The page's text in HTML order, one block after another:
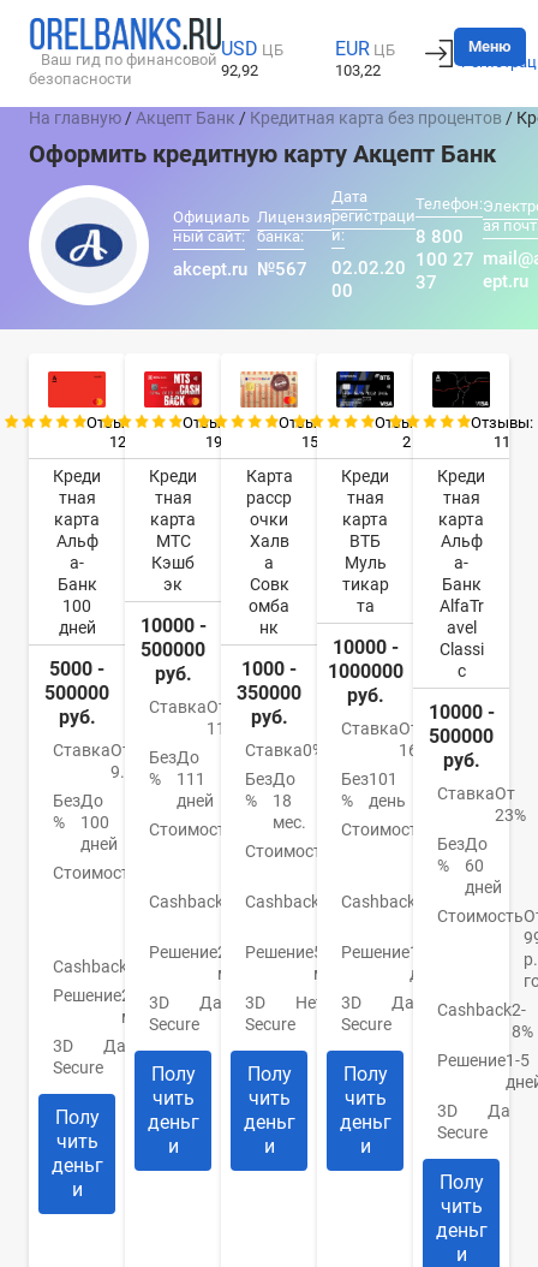
Ваш гид по финансовой
безопасности
USD ЦБ
92,92
EUR ЦБ
103,22
Вход
Меню
На главную /Акцепт Банк / Кредитная карта без процентов /
Оформить кредитную карту Акцепт Банк
Официаль
ный сайт:
akcept.ru
Лицензия
банка:
№567
Дата
регистраци
и:
02.02.20
00
Телефон:
8 800
100 27
37
ая
ept.ru
Отзывы:
12
Креди
тная
карта
Альф
а-
Банк
100
дней
5000 -
500000
руб.
СтавкаОт
9.9%
Без
%
До
100
дней
Стоимость
590
Cashback
Решение2
мин.
3D
Secure
Да
Полу
чить
деньг
и
Отзывы:
19
Креди
тная
карта
МТС
Кэшб
эк
10000 -
500000
руб.
СтавкаОт
11,9%
Без
%
До
111
дней
Стоимость
Cashback
Решение2
мин.
3D
Secure
Да
Полу
чить
деньг
и
Отзывы:
15
Карта
расср
очки
Халв
а
Совк
омба
нк
1000 -
350000
руб.
Ставка0%
Без
%
До
18
мес.
Стоимость
Cashback
До
Решение5
мин.
3D
Secure
Нет
Полу
чить
деньг
и
Отзывы:
2
Креди
тная
карта
ВТБ
Муль
тикар
та
10000 -
1000000
руб.
СтавкаОт
16%
Без
%
101
день
Стоимость
руб.
Cashback
Решение1
день
3D
Secure
Да
Полу
чить
деньг
и
Отзывы:
11
Креди
тная
карта
Альф
а-
Банк
AlfaTr
avel
Classi
c
10000 -
500000
руб.
СтавкаОт
23%
Без
%
До
60
дней
Стоимость
Cashback2-
8%
Решение1-5
3D
Secure
Да
Полу
чить
деньг
и